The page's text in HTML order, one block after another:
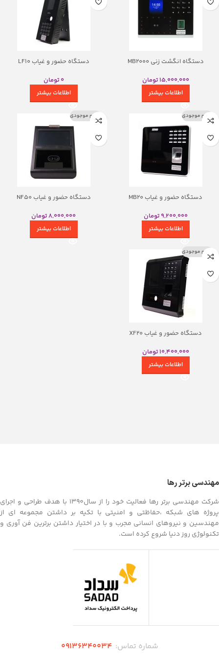
دستگاه انگشت زنی MB2000
15,000,000تومان
اطلاعات بیشتر
دستگاه حضور و غیاب LF10
0 تومان
اطلاعات بیشتر
اتمام موجودی
دستگاه حضور و غیاب MB20
9,200,000تومان
اطلاعات بیشتر
اتمام موجودی
دستگاه حضور و غیاب NF50
8,000,000تومان
اطلاعات بیشتر
اتمام موجودی
دستگاه حضور و غیاب XF20
10,400,000تومان
اطلاعات بیشتر
مهندسی برتر رها
شرکت مهندسی برتر رها فعالیت خود را از سال1390 با هدف طراحی و اجرای
پروژه های شبکه ،حفاظتی و امنیتی با تکیه بر داشتن مجموعه ای از
مهندسین و نیروهای انسانی مجرب و با در اختیار داشتن برترین فن آوری و
تکنولوژی روز دنیا شروع کرده است.
شماره تماس:۰۹136340034